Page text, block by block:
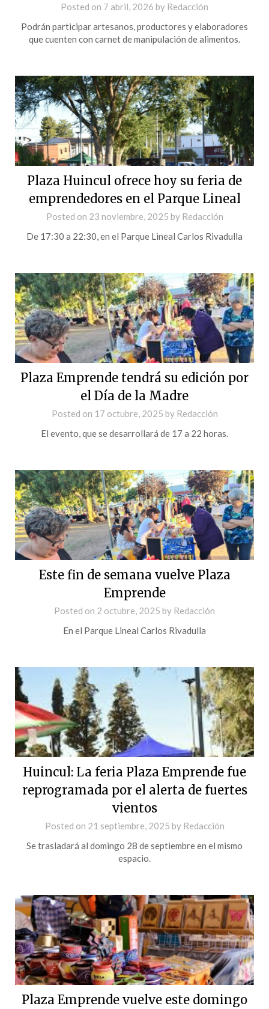
Posted on 7 abril, 2026 by Redacción
Podrán participar artesanos, productores y elaboradores
que cuenten con carnet de manipulación de alimentos.
Plaza Huincul ofrece hoy su feria de
emprendedores en el Parque Lineal
Posted on 23 noviembre, 2025 by Redacción
De 17:30 a 22:30, en el Parque Lineal Carlos Rivadulla
Plaza Emprende tendrá su edición por
el Día de la Madre
Posted on 17 octubre, 2025 by Redacción
El evento, que se desarrollará de 17 a 22 horas.
Este fin de semana vuelve Plaza
Emprende
Posted on 2 octubre, 2025 by Redacción
En el Parque Lineal Carlos Rivadulla
Huincul: La feria Plaza Emprende fue
reprogramada por el alerta de fuertes
vientos
Posted on 21 septiembre, 2025 by Redacción
Se trasladará al domingo 28 de septiembre en el mismo
espacio.
Plaza Emprende vuelve este domingo